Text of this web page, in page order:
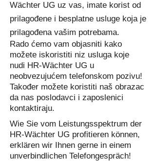
Wächter UG uz vas, imate korist od
prilagođene i besplatne usluge koja je
prilagođena vašim potrebama.
Rado ćemo vam objasniti kako
možete iskoristiti niz usluga koje
nudi HR-Wächter UG u
neobvezujućem telefonskom pozivu!
Također možete koristiti naš obrazac
da nas poslodavci i zaposlenici
kontaktiraju.
Wie Sie vom Leistungsspektrum der
HR-Wächter UG profitieren können,
erklären wir Ihnen gerne in einem
unverbindlichen Telefongespräch!